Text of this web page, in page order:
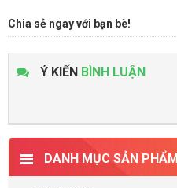
Chia sẻ ngay với bạn bè!
Ý KIẾN BÌNH LUẬN
DANH MỤC SẢN PHẨM